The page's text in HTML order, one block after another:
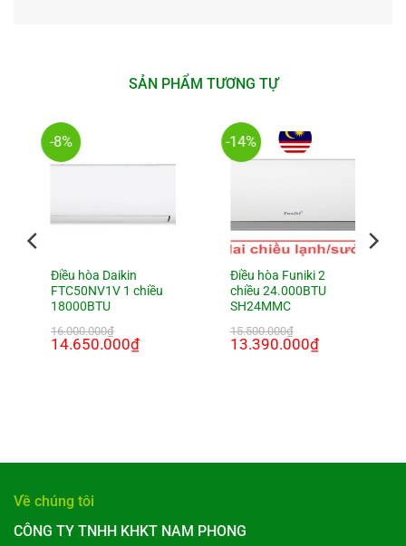
SẢN PHẨM TƯƠNG TỰ
-8%
Điều hòa Daikin
FTC50NV1V 1 chiều
18000BTU
16.000.000₫
Giá
gốc
14.650.000₫Giá
hiện
-14%
Điều hòa Funiki 2
chiều 24.000BTU
SH24MMC
15.500.000₫
Giá
gốc
13.390.000₫Giá
hiện
Về chúng tôi
CÔNG TY TNHH KHKT NAM PHONG